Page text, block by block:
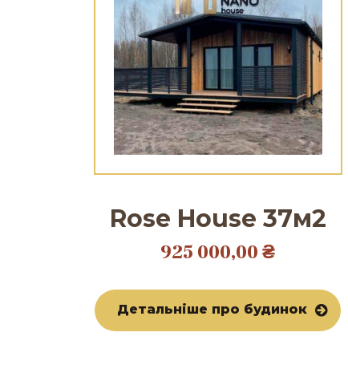
Rose House 37м2
925 000,00₴
Детальніше про будинок